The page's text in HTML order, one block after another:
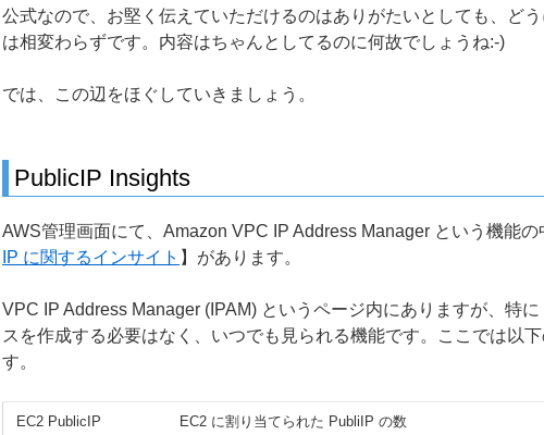
公式なので、お堅く伝えていただけるのはありがたいとしても、ど
は相変わらずです。内容はちゃんとしてるのに何故でしょうね:-)
では、この辺をほぐしていきましょう。
PublicIP Insights
AWS管理画面にて、Amazon VPC IP Address Manager という機能の
IP に関するインサイト 】があります。
VPC IP Address Manager (IPAM) というページ内にありますが、特
スを作成する必要はなく、いつでも見られる機能です。ここでは以
す。
EC2 PublicIP EC2 に割り当てられた PubliIP の数